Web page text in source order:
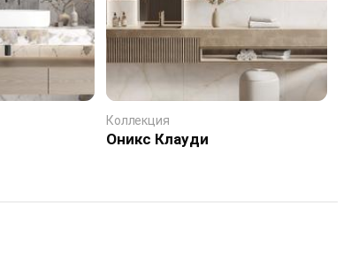
Коллекция
Оникс Клауди